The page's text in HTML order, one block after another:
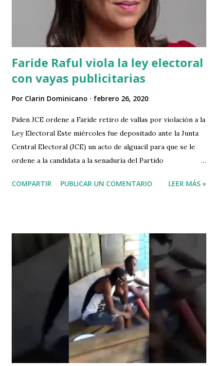
acusando al país de apatridia y a la misma vez mezcla su
reclamo con la fragmentación de la democracia dominicana.
En momentos do...
Faride Raful viola la ley electoral
con vayas publicitarias
Por Clarin Dominicano febrero 26, 2020
Piden JCE ordene a Faride retiro de vallas por violación a la
Ley Electoral Este miércoles fue depositado ante la Junta
Central Electoral (JCE) un acto de alguacil para que se le
ordene a la candidata a la senaduría del Partido
inmediato todas las vallas alusivas a sus aspiraciones por
“Las grandes vallas electorales que levantan su hermosa
figura se encuentran las principales avenidas del Distrito
Nacional. Ella que es una forjadora y luchadora por la
institucionalidad en la práctica política, hoy se sirve para
promocionarse a destiempo y contaminar visualmente la
ciudad que aspira a representar en el Senado. Ella lucha
hasta el cansancio para que las cosas se manejen
correctamente, pero se beneficia de estos mismos males
que políticos de ayer lo hacen...
COMPARTIR PUBLICAR UN COMENTARIO LEER MÁS »